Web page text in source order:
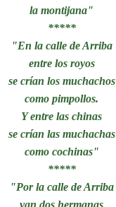
la montijana"
*****
"En la calle de Arriba
entre los royos
se crían los muchachos
como pimpollos.
Y entre las chinas
se crían las muchachas
como cochinas"
*****
"Por la calle de Arriba